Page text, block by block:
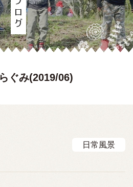
ぐみ(2019/06)
日常風景